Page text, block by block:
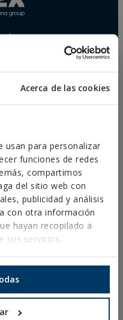
Acerca de las cookies
usan para personalizar
funciones de redes
compartimos
del sitio web con
publicidad y análisis
con otra información
hayan recopilado a
sus servicios.
derechos para acceder, rectificar,
su portabilidad con arreglo a
de Datos (RGPD) de 27 de abril
tratamiento: Valentín Gómez,
Rioja) o a través de la dirección de
SOLARES